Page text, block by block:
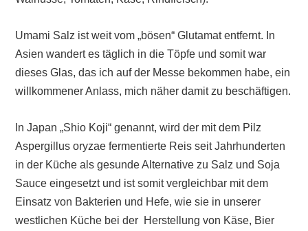
Umami Salz ist weit vom „bösen“ Glutamat entfernt. In
Asien wandert es täglich in die Töpfe und somit war
dieses Glas, das ich auf der Messe bekommen habe, ein
willkommener Anlass, mich näher damit zu beschäftigen.
In Japan „Shio Koji“ genannt, wird der mit dem Pilz
Aspergillus oryzae fermentierte Reis seit Jahrhunderten
in der Küche als gesunde Alternative zu Salz und Soja
Sauce eingesetzt und ist somit vergleichbar mit dem
Einsatz von Bakterien und Hefe, wie sie in unserer
westlichen Küche bei der Herstellung von Käse, Bier